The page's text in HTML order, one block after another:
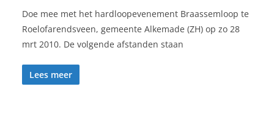
Doe mee met het hardloopevenement Braassemloop te
Roelofarendsveen, gemeente Alkemade (ZH) op zo 28
mrt 2010. De volgende afstanden staan
Lees meer